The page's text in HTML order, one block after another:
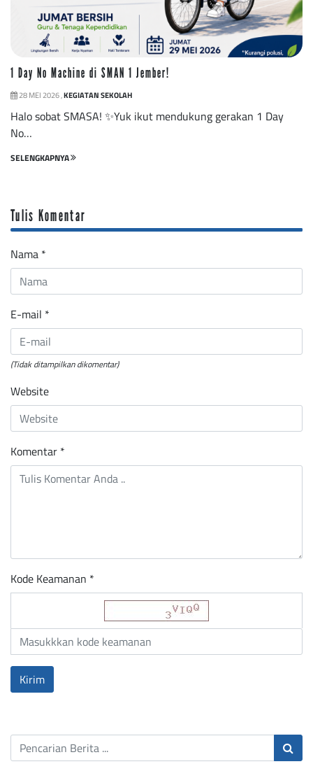
1 Day No Machine di SMAN 1 Jember!
28 MEI 2026 ,KEGIATAN SEKOLAH
Halo sobat SMASA! ✨Yuk ikut mendukung gerakan 1 Day
No…
SELENGKAPNYA
Tulis Komentar
Nama *
E-mail *
(Tidak ditampilkan dikomentar)
Website
Komentar *
Kode Keamanan *